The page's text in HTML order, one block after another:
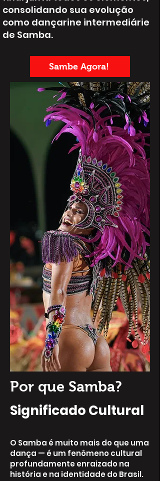
consolidando sua evolução
como dançarine intermediárie
de Samba.
Sambe Agora!
Por que Samba?
Significado Cultural
O Samba é muito mais do que uma
dança — é um fenômeno cultural
profundamente enraizado na
história e na identidade do Brasil.